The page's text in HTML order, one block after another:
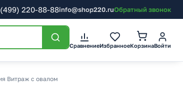
(499) 220-88-88info@shop220.ruОбратный звонок
СравнениеИзбранноеКорзинаВойти
Витраж с овалом